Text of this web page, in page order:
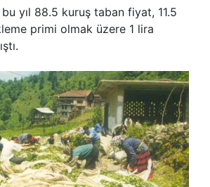
yıl 88.5 kuruş taban fiyat, 11.5
primi olmak üzere 1 lira